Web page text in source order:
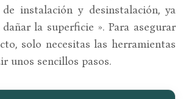
instalación y desinstalación, ya
la superficie ». Para asegurar
solo necesitas las herramientas
unos sencillos pasos.